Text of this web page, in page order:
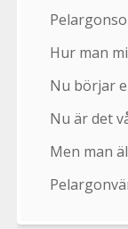
Hur man
Nu börjar
Nu är det
Men man